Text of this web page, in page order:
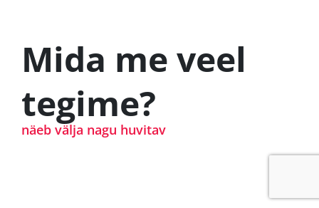
Mida me veel
tegime?
näeb välja nagu huvitav